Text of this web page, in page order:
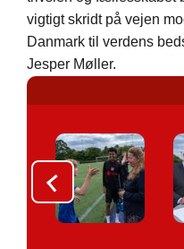
vigtigt skridt på vejen
Danmark til verdens
Jesper Møller.